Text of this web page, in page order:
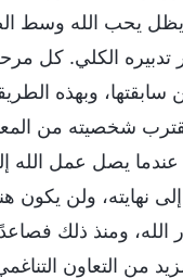
يظل يحب الله وسط
الكلي. كل
وبهذه
شخصيته من
يصل عمل الله
نهايته، ولن يكون
الله، ومنذ ذلك
من التعاون